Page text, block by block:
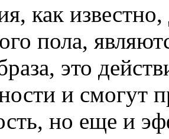
как известно,
пола,
это
и смогут
но еще и